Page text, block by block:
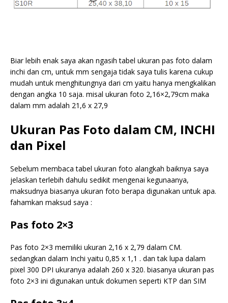
Biar lebih enak saya akan ngasih tabel ukuran pas foto dalam
inchi dan cm, untuk mm sengaja tidak saya tulis karena cukup
mudah untuk menghitungnya dari cm yaitu hanya mengkalikan
dengan angka 10 saja. misal ukuran foto 2,16×2,79cm maka
dalam mm adalah 21,6 x 27,9
Ukuran Pas Foto dalam CM, INCHI
dan Pixel
Sebelum membaca tabel ukuran foto alangkah baiknya saya
jelaskan terlebih dahulu sedikit mengenai kegunaanya,
maksudnya biasanya ukuran foto berapa digunakan untuk apa.
fahamkan maksud saya :
Pas foto 2×3
Pas foto 2×3 memiliki ukuran 2,16 x 2,79 dalam CM.
sedangkan dalam Inchi yaitu 0,85 x 1,1 . dan tak lupa dalam
pixel 300 DPI ukuranya adalah 260 x 320. biasanya ukuran pas
foto 2×3 ini digunakan untuk dokumen seperti KTP dan SIM